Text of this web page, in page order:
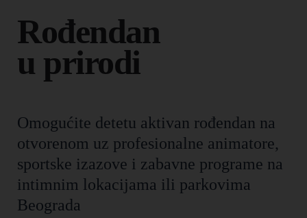
Rođendan
u prirodi
Omogućite detetu aktivan rođendan na
otvorenom uz profesionalne animatore,
sportske izazove i zabavne programe na
intimnim lokacijama ili parkovima
Beograda